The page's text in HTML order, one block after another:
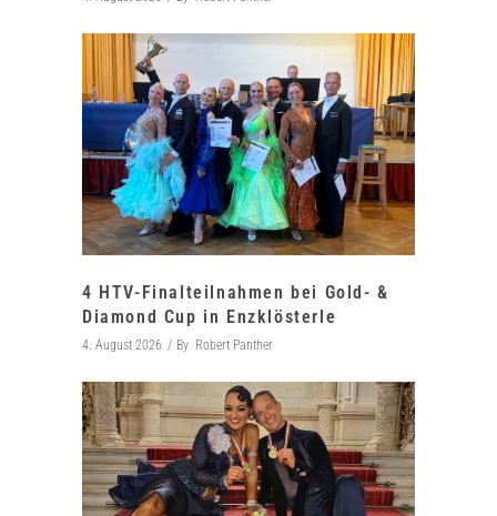
4 HTV-Finalteilnahmen bei Gold- &
Diamond Cup in Enzklösterle
4. August 2026 By Robert Panther